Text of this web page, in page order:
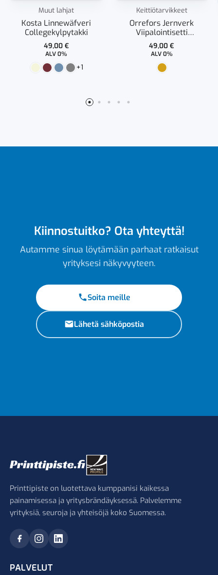
Muut lahjat
Kosta Linnewäfveri
Collegekylpytakki
49,00 €
ALV 0%
+1
Keittiötarvikkeet
Orrefors Jernverk
Viipalointisetti
leikkuulaudalla
49,00€
ALV 0%
Kiinnostuitko? Ota yhteyttä!
Autamme sinua löytämään parhaat ratkaisut
yrityksesi näkyvyyteen.
Soita meille
Lähetä sähköpostia
Printtipiste on luotettava kumppanisi kaikessa
painamisessa ja yritysbrändäyksessä. Palvelemme
yrityksiä, seuroja ja yhteisöjä koko Suomessa.
PALVELUT